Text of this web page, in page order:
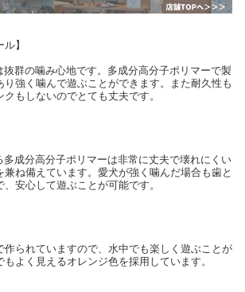
】
抜群の噛み心地です。多成分高分子ポリマーで製
り強く噛んで遊ぶことができます。また耐久性も
もしないのでとても丈夫です。
多成分高分子ポリマーは非常に丈夫で壊れにくい
兼ね備えています。愛犬が強く噛んだ場合も歯と
安心して遊ぶことが可能です。
作られていますので、水中でも楽しく遊ぶことが
よく見えるオレンジ色を採用しています。